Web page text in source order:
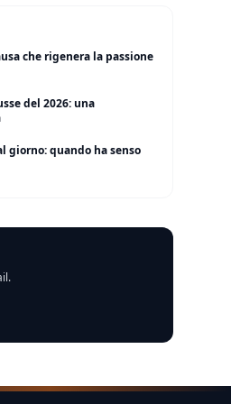
che rigenera la passione
del 2026: una
giorno: quando ha senso